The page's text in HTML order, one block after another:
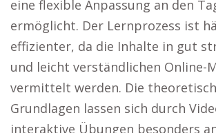
eine flexible Anpassung an den
ermöglicht. Der Lernprozess ist
effizienter, da die Inhalte in gut
und leicht verständlichen Online-
vermittelt werden. Die
Grundlagen lassen sich durch
interaktive Übungen besonders